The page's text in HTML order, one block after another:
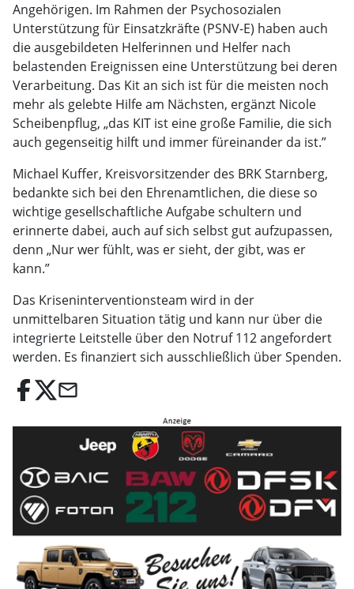
Angehörigen. Im Rahmen der Psychosozialen
Unterstützung für Einsatzkräfte (PSNV-E) haben auch
die ausgebildeten Helferinnen und Helfer nach
belastenden Ereignissen eine Unterstützung bei deren
Verarbeitung. Das Kit an sich ist für die meisten noch
mehr als gelebte Hilfe am Nächsten, ergänzt Nicole
Scheibenpflug, „das KIT ist eine große Familie, die sich
auch gegenseitig hilft und immer füreinander da ist.”
Michael Kuffer, Kreisvorsitzender des BRK Starnberg,
bedankte sich bei den Ehrenamtlichen, die diese so
wichtige gesellschaftliche Aufgabe schultern und
erinnerte dabei, auch auf sich selbst gut aufzupassen,
denn „Nur wer fühlt, was er sieht, der gibt, was er
kann.”
Das Kriseninterventionsteam wird in der
unmittelbaren Situation tätig und kann nur über die
integrierte Leitstelle über den Notruf 112 angefordert
werden. Es finanziert sich ausschließlich über Spenden.
email